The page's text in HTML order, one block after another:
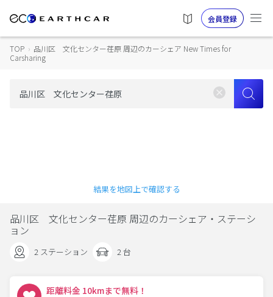
会員登録
TOP › 品川区 文化センター荏原 周辺のカーシェア New Times for
Carsharing
結果を地図上で確認する
品川区 文化センター荏原 周辺のカーシェア・ステーシ
ョン
2 ステーション 2 台
距離料金 10kmまで無料！